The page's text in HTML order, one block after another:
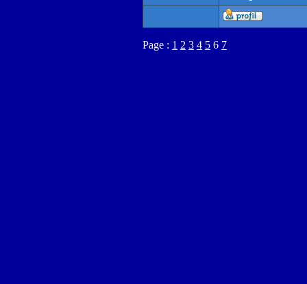
Page : 1 2 3 4 5 6 7